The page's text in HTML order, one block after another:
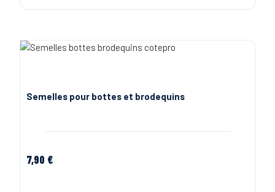
Semelles pour bottes et brodequins
7,90 €